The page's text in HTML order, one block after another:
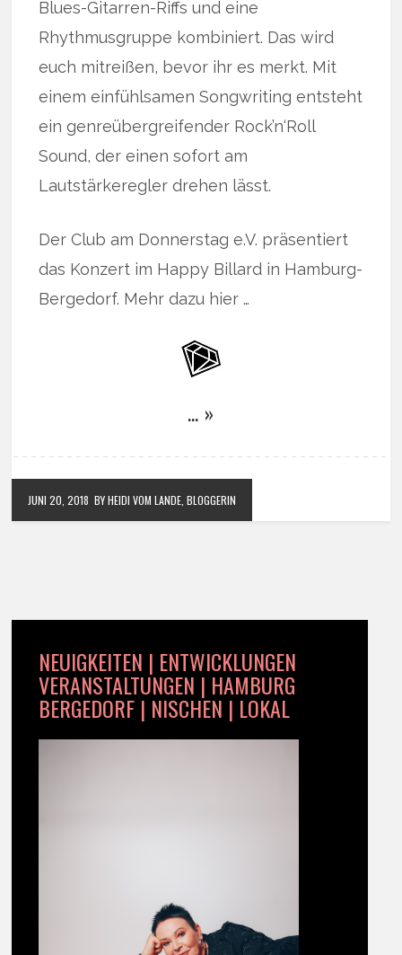
Blues-Gitarren-Riffs und eine
Rhythmusgruppe kombiniert. Das wird
euch mitreißen, bevor ihr es merkt. Mit
einem einfühlsamen Songwriting entsteht
ein genreübergreifender Rock’n‘Roll
Sound, der einen sofort am
Lautstärkeregler drehen lässt.
Der Club am Donnerstag e.V. präsentiert
das Konzert im Happy Billard in Hamburg-
Bergedorf. Mehr dazu hier …
… »
JUNI 20, 2018 BY HEIDI VOM LANDE, BLOGGERIN
NEUIGKEITEN | ENTWICKLUNGEN
VERANSTALTUNGEN | HAMBURG
BERGEDORF | NISCHEN | LOKAL